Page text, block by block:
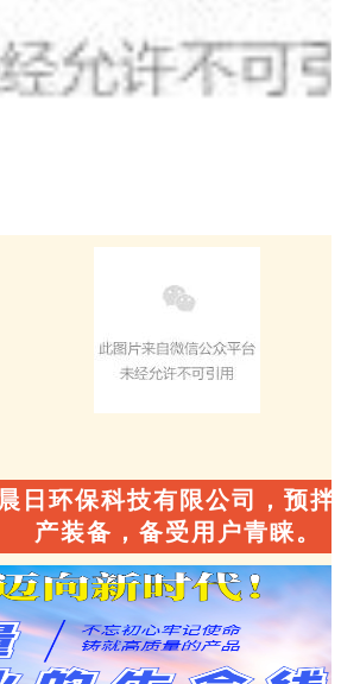
日环保科技有限公司，预
产装备，备受用户青睐。